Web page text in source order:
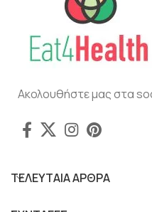
Ακολουθήστε μας στα
ΤΕΛΕΥΤΑΙΑ ΑΡΘΡΑ